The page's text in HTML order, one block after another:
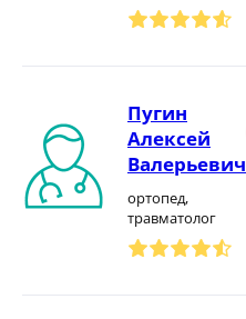
Пугин
Алексей
Валерьевич
ортопед,
травматолог